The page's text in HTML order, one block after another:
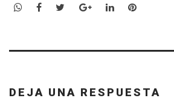
WhatsApp
Facebook
TwitterGoogle+LinkedInPinterest
DEJA UNA RESPUESTA